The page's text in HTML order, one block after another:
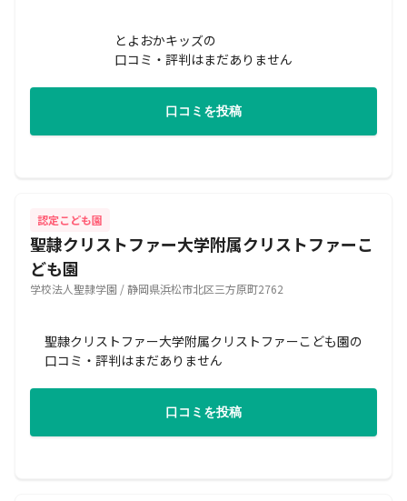
とよおかキッズの
口コミ・評判はまだありません
口コミを投稿
認定こども園
聖隷クリストファー大学附属クリストファーこ
ども園
学校法人聖隷学園 / 静岡県浜松市北区三方原町2762
聖隷クリストファー大学附属クリストファーこども園の
口コミ・評判はまだありません
口コミを投稿